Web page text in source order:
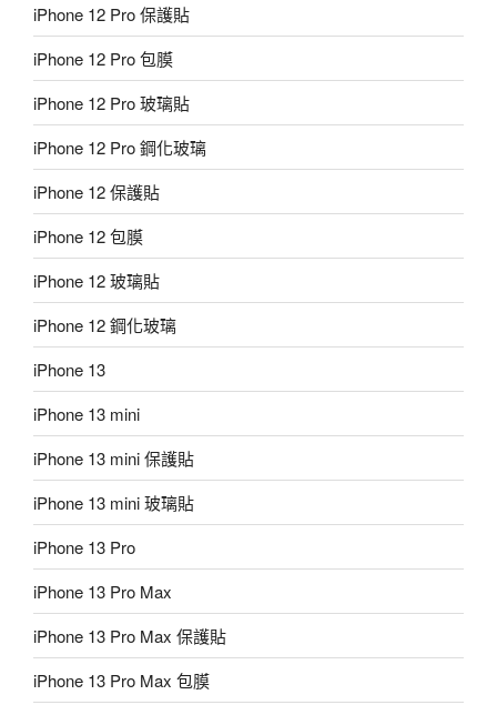
iPhone 12 Pro 保護貼
iPhone 12 Pro 包膜
iPhone 12 Pro 玻璃貼
iPhone 12 Pro 鋼化玻璃
iPhone 12 保護貼
iPhone 12 包膜
iPhone 12 玻璃貼
iPhone 12 鋼化玻璃
iPhone 13
iPhone 13 mini
iPhone 13 mini 保護貼
iPhone 13 mini 玻璃貼
iPhone 13 Pro
iPhone 13 Pro Max
iPhone 13 Pro Max 保護貼
iPhone 13 Pro Max 包膜